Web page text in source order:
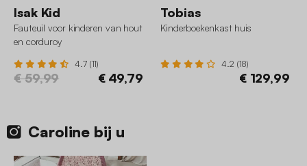
Isak Kid
Fauteuil voor kinderen van hout
en corduroy
4.7 (11)
€ 59,99 € 49,79
Tobias
Kinderboekenkast huis
4.2 (18)
€ 129,99
Caroline bij u